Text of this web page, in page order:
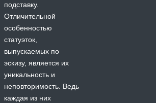
подставку.
Отличительной
особенностью
статуэток,
выпускаемых по
эскизу, является их
уникальность и
неповторимость. Ведь
каждая из них